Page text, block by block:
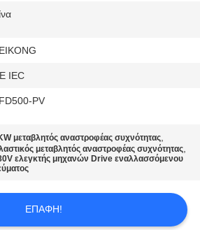
IEC
PV
μεταβλητός αναστροφέας συχνότητας,
μεταβλητός αναστροφέας συχνότητας,
ελεγκτής μηχανών Drive εναλλασσόμενου
ΕΠΑΦΉ!